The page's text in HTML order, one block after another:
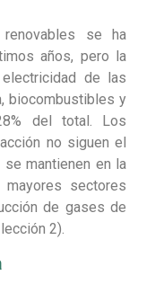
se ha
años, pero la
de las
biocombustibles y
del total. Los
no siguen el
mantienen en la
sectores
de gases de
2).